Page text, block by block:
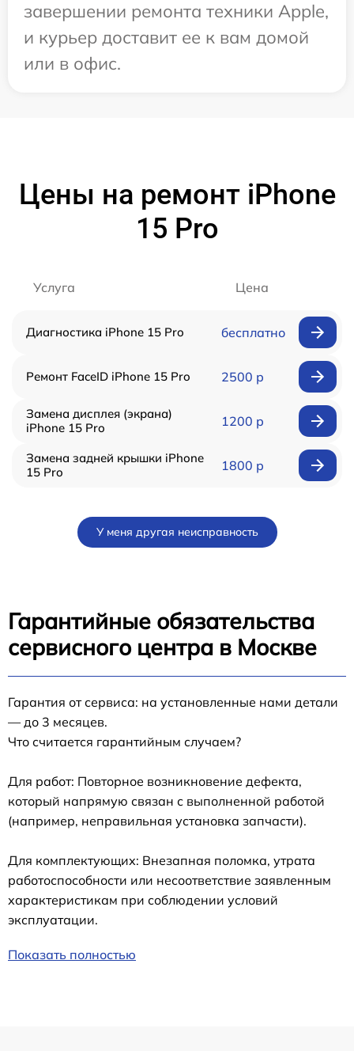
завершении ремонта техники Apple,
и курьер доставит ее к вам домой
или в офис.
Цены на ремонт iPhone
15 Pro
Услуга Цена
Диагностика iPhone 15 Pro бесплатно
Ремонт FaceID iPhone 15 Pro 2500 р
Замена дисплея (экрана)
iPhone 15 Pro
1200 р
Замена задней крышки iPhone
15 Pro
1800 р
У меня другая неисправность
Гарантийные обязательства
сервисного центра в Москве
Гарантия от сервиса: на установленные нами детали
— до 3 месяцев.
Что считается гарантийным случаем?
Для работ: Повторное возникновение дефекта,
который напрямую связан с выполненной работой
(например, неправильная установка запчасти).
Для комплектующих: Внезапная поломка, утрата
работоспособности или несоответствие заявленным
характеристикам при соблюдении условий
эксплуатации.
Показать полностью